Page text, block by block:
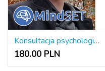
Konsultacja psychologiczna - dorośli
180.00 PLN